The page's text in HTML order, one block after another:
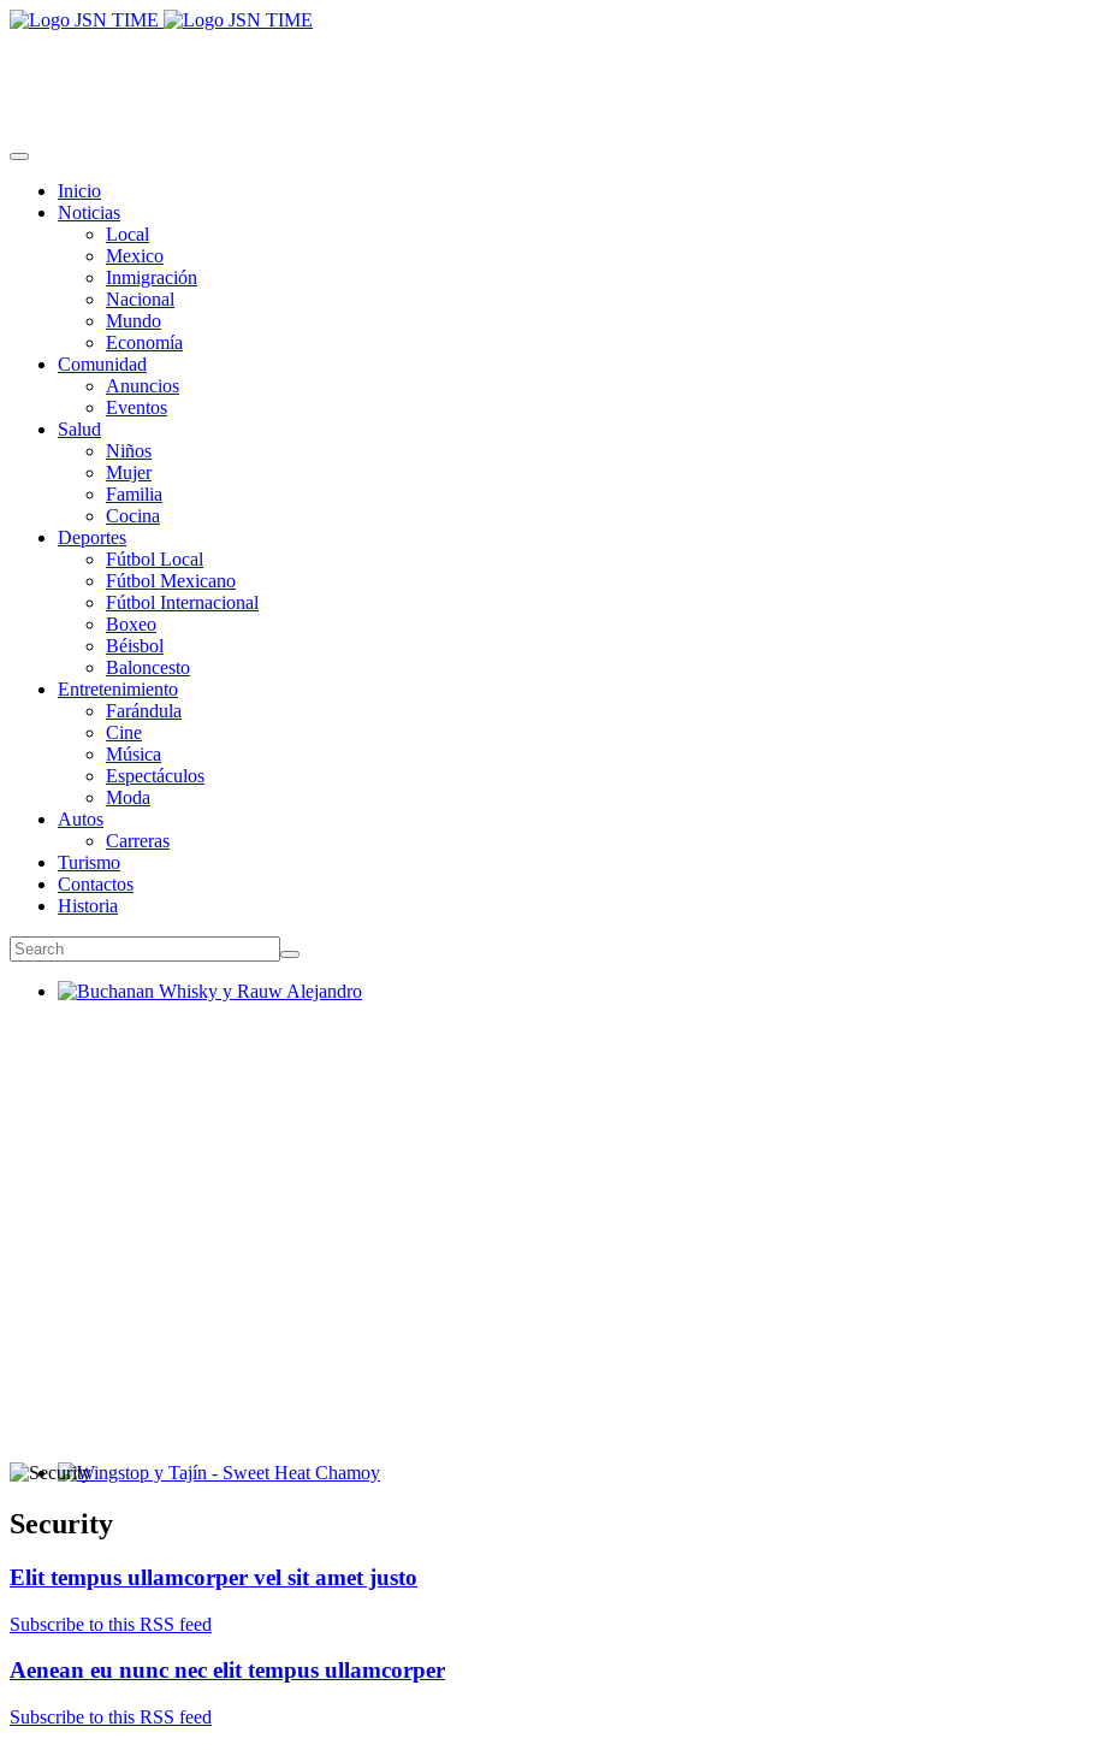
Inicio
Noticias
Local
Mexico
Inmigración
Nacional
Mundo
Economía
Comunidad
Anuncios
Eventos
Salud
Niños
Mujer
Familia
Cocina
Deportes
Fútbol Local
Fútbol Mexicano
Fútbol Internacional
Boxeo
Béisbol
Baloncesto
Entretenimiento
Farándula
Cine
Música
Espectáculos
Moda
Autos
Carreras
Turismo
Contactos
Historia
Security
Elit tempus ullamcorper vel sit amet justo
Subscribe to this RSS feed
Aenean eu nunc nec elit tempus ullamcorper
Subscribe to this RSS feed